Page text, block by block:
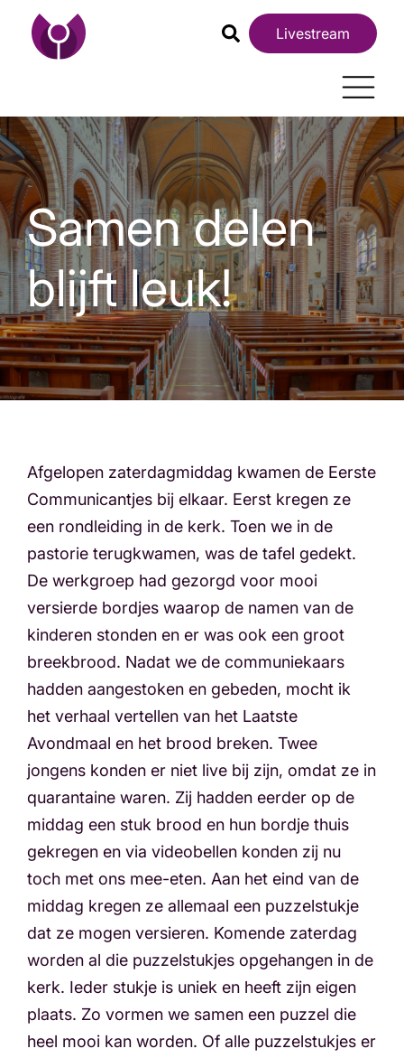
Livestream
Samen delen
blijft leuk!
Afgelopen zaterdagmiddag kwamen de Eerste
Communicantjes bij elkaar. Eerst kregen ze
een rondleiding in de kerk. Toen we in de
pastorie terugkwamen, was de tafel gedekt.
De werkgroep had gezorgd voor mooi
versierde bordjes waarop de namen van de
kinderen stonden en er was ook een groot
breekbrood. Nadat we de communiekaars
hadden aangestoken en gebeden, mocht ik
het verhaal vertellen van het Laatste
Avondmaal en het brood breken. Twee
jongens konden er niet live bij zijn, omdat ze in
quarantaine waren. Zij hadden eerder op de
middag een stuk brood en hun bordje thuis
gekregen en via videobellen konden zij nu
toch met ons mee-eten. Aan het eind van de
middag kregen ze allemaal een puzzelstukje
dat ze mogen versieren. Komende zaterdag
worden al die puzzelstukjes opgehangen in de
kerk. Ieder stukje is uniek en heeft zijn eigen
plaats. Zo vormen we samen een puzzel die
heel mooi kan worden. Of alle puzzelstukjes er